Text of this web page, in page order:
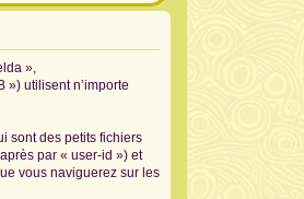
»,
») utilisent n’importe
sont des petits fichiers
par « user-id ») et
vous naviguerez sur les